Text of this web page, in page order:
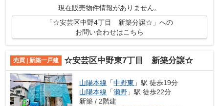
現在販売物件情報がありません。
「☆安芸区中野4丁目 新築分譲☆」への
お問い合わせはこちら
売買 | 新築一戸建 ☆安芸区中野東7丁目 新築分譲☆
山陽本線 「中野東 」駅 徒歩19分
山陽本線 「瀬野 」駅 徒歩22分
新築 / 2階建